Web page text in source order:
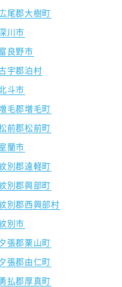
尾郡大樹町
川市
良野市
宇郡泊村
斗市
毛郡増毛町
前郡松前町
蘭市
別郡遠軽町
別郡興部町
別郡西興部村
別市
張郡栗山町
張郡由仁町
払郡厚真町